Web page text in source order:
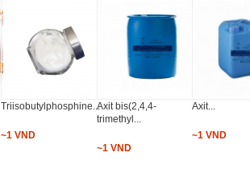
Triisobutylphosphine...
~1 VND
Axit bis(2,4,4-
trimethyl...
~1 VND
Axit...
~1 VND